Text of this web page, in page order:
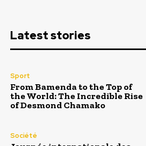
Latest stories
Sport
From Bamenda to the Top of
the World: The Incredible Rise
of Desmond Chamako
Société